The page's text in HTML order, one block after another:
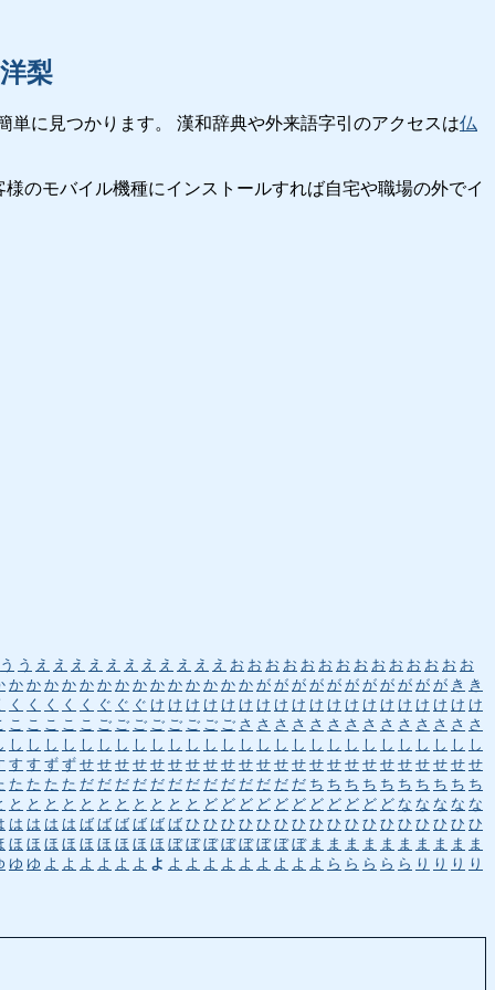
梨
に見つかります。 漢和辞典や外来語字引のアクセスは仏
様のモバイル機種にインストールすれば自宅や職場の外でイ
う う え え え え え え え え え え え お お お お お お お お お お お お お お
か か か か か か か か か か か か か か が が が が が が が が が が が き き
く く く く く ぐ ぐ ぐ け け け け け け け け け け け け け け け け け け け
こ こ こ こ こ ご ご ご ご ご ご ご ご さ さ さ さ さ さ さ さ さ さ さ さ さ さ
し し し し し し し し し し し し し し し し し し し し し し し し し し し
す す ず ず せ せ せ せ せ せ せ せ せ せ せ せ せ せ せ せ せ せ せ せ せ せ せ
た た た た だ だ だ だ だ だ だ だ だ だ だ だ だ ち ち ち ち ち ち ち ち ち ち
と と と と と と と と と と と ど ど ど ど ど ど ど ど ど ど ど な な な な な
は は は は ば ば ば ば ば ば ひ ひ ひ ひ ひ ひ ひ ひ ひ ひ ひ ひ ひ ひ ひ ひ ひ
ほ ほ ほ ほ ほ ほ ほ ほ ほ ぼ ぼ ぼ ぼ ぼ ぼ ぼ ぼ ま ま ま ま ま ま ま ま ま ま
ゆ ゆ よ よ よ よ よ よ よ よ よ よ よ よ よ よ よ よ ら ら ら ら ら り り り り